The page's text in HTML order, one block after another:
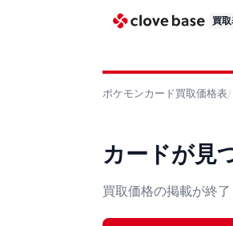
買
ポケモンカード買取価格表
カードが見
買取価格の掲載が終